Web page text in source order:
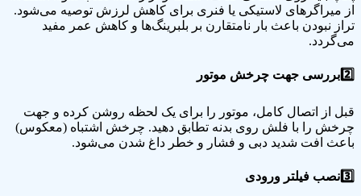
از میراگرهای لاستیکی یا فنری برای کاهش لرزش توصیه می‌شود.
تراز نبودن باعث بار نامتقارن بر بلبرینگ‌ها و کاهش عمر مفید
می‌گردد.
2️⃣ بررسی جهت چرخش موتور
قبل از اتصال کامل، موتور را برای یک لحظه روشن کرده و جهت
چرخش را با فلش روی بدنه تطابق دهید. چرخش اشتباه (معکوس)
باعث افت شدید دبی و فشار و خطر داغ شدن می‌شود.
3️⃣ نصب فیلتر ورودی